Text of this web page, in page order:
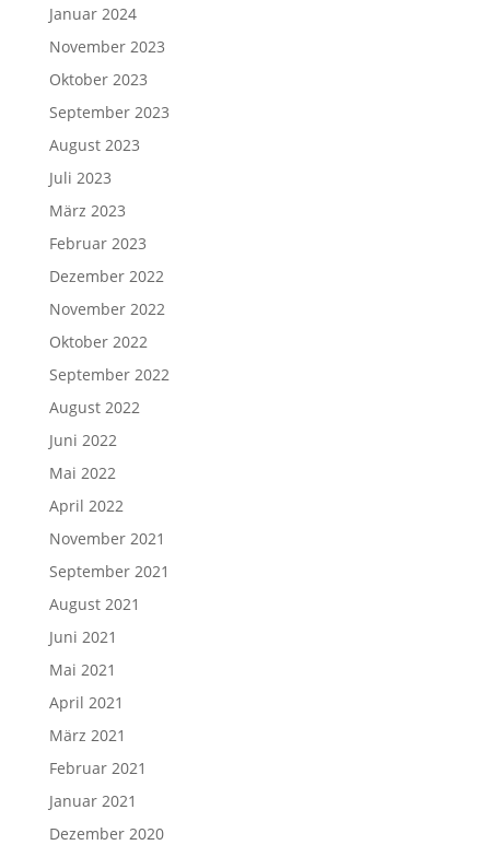
Januar 2024
November 2023
Oktober 2023
September 2023
August 2023
Juli 2023
März 2023
Februar 2023
Dezember 2022
November 2022
Oktober 2022
September 2022
August 2022
Juni 2022
Mai 2022
April 2022
November 2021
September 2021
August 2021
Juni 2021
Mai 2021
April 2021
März 2021
Februar 2021
Januar 2021
Dezember 2020